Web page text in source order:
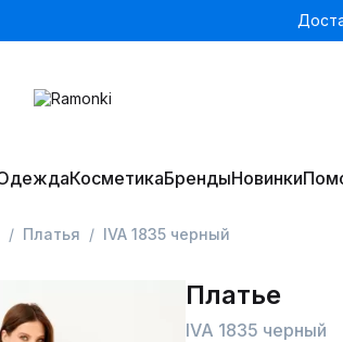
КосметикаБрендыНовинки
Платья IVA 1835 черный
Платье
IVA 1835 черный